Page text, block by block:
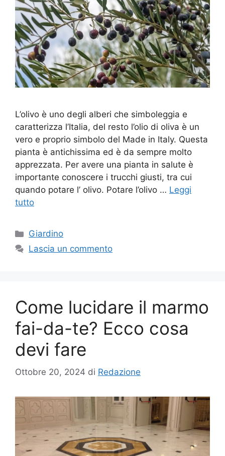
L’olivo è uno degli alberi che simboleggia e
caratterizza l’Italia, del resto l’olio di oliva è un
vero e proprio simbolo del Made in Italy. Questa
pianta è antichissima ed è da sempre molto
apprezzata. Per avere una pianta in salute è
importante conoscere i trucchi giusti, tra cui
quando potare l’ olivo. Potare l’olivo … Leggi
tutto
Categorie
Giardino
Lascia un commento
Come lucidare il marmo
fai-da-te? Ecco cosa
devi fare
Ottobre 20, 2024 di Redazione